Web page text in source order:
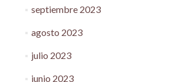
septiembre 2023
agosto 2023
julio 2023
junio 2023